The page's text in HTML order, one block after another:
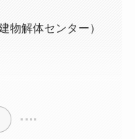
物解体センター）